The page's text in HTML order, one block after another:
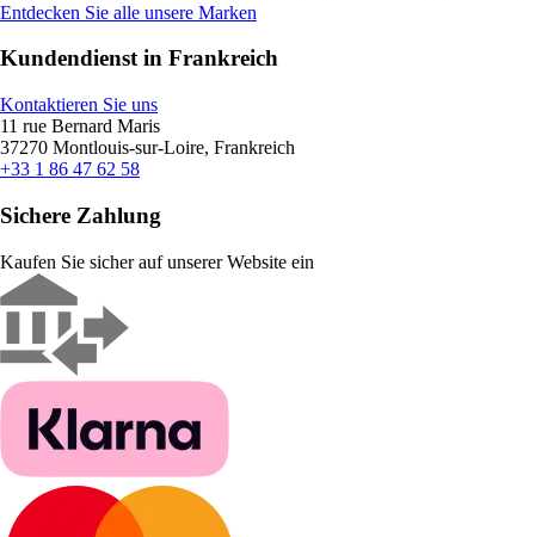
Entdecken Sie alle unsere Marken
Kundendienst in Frankreich
Kontaktieren Sie uns
11 rue Bernard Maris
37270 Montlouis-sur-Loire, Frankreich
+33 1 86 47 62 58
Sichere Zahlung
Kaufen Sie sicher auf unserer Website ein